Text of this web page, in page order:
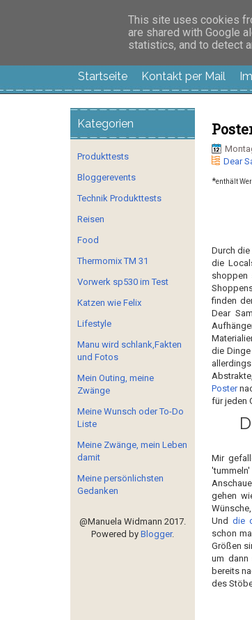
Manus
Startseite Kontakt per Mail
Dear
*enthält
Durch die
die
shoppen
finden
Dear
die
Poster
für jeden
Mir
gehen
Und die
schon
Größen
um dann
bereits
des
Kategorien
Produkttests
Bloggerevents
Technik Produkttests
Reisen
Food
Thermomix TM 31
Vorwerk sp530 im Test
Katzen wie Felix
Lifestyle
Manu wird schlank,Fakten
und Fotos
Mein Outing, meine
Zwänge
Meine Wunsch oder To-Do
Liste
Meine Zwänge, mein Leben
damit
Meine persönlichsten
Gedanken
@Manuela Widmann 2017.
Powered by Blogger.
This site uses cookies
are shared with Google
statistics, and to detect